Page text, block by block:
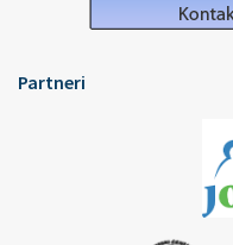
Partneri